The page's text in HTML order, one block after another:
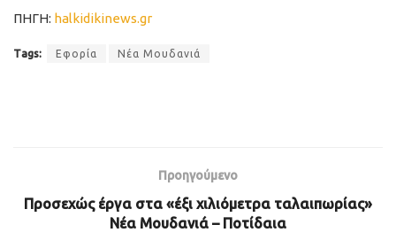
ΠΗΓΗ: halkidikinews.gr
Tags: Εφορία Νέα Μουδανιά
Προηγούμενο
Προσεχώς έργα στα «έξι χιλιόμετρα ταλαιπωρίας»
Νέα Μουδανιά – Ποτίδαια